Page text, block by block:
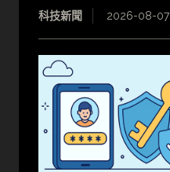
科技新聞 2026-08-07